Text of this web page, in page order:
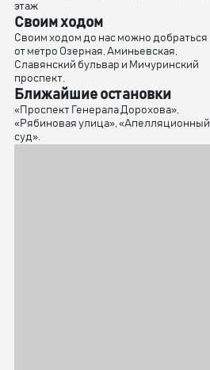
этаж
Своим ходом
Своим ходом до нас можно добраться
от метро Озерная, Аминьевская,
Славянский бульвар и Мичуринский
проспект.
Ближайшие остановки
«Проспект Генерала Дорохова»,
«Рябиновая улица», «Апелляционный
суд».